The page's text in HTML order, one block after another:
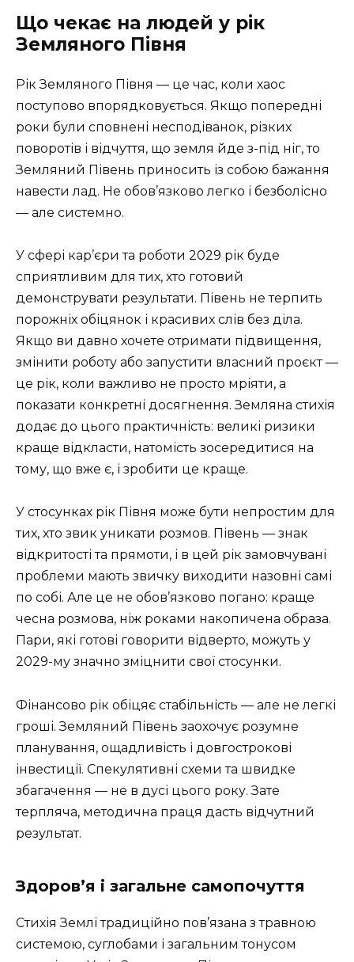
Що чекає на людей у рік
Земляного Півня
Рік Земляного Півня — це час, коли хаос
поступово впорядковується. Якщо попередні
роки були сповнені несподіванок, різких
поворотів і відчуття, що земля йде з-під ніг, то
Земляний Півень приносить із собою бажання
навести лад. Не обов’язково легко і безболісно
— але системно.
У сфері кар’єри та роботи 2029 рік буде
сприятливим для тих, хто готовий
демонструвати результати. Півень не терпить
порожніх обіцянок і красивих слів без діла.
Якщо ви давно хочете отримати підвищення,
змінити роботу або запустити власний проєкт —
це рік, коли важливо не просто мріяти, а
показати конкретні досягнення. Земляна стихія
додає до цього практичність: великі ризики
краще відкласти, натомість зосередитися на
тому, що вже є, і зробити це краще.
У стосунках рік Півня може бути непростим для
тих, хто звик уникати розмов. Півень — знак
відкритості та прямоти, і в цей рік замовчувані
проблеми мають звичку виходити назовні самі
по собі. Але це не обов’язково погано: краще
чесна розмова, ніж роками накопичена образа.
Пари, які готові говорити відверто, можуть у
2029-му значно зміцнити свої стосунки.
Фінансово рік обіцяє стабільність — але не легкі
гроші. Земляний Півень заохочує розумне
планування, ощадливість і довгострокові
інвестиції. Спекулятивні схеми та швидке
збагачення — не в дусі цього року. Зате
терпляча, методична праця дасть відчутний
результат.
Здоров’я і загальне самопочуття
Стихія Землі традиційно пов’язана з травною
системою, суглобами і загальним тонусом